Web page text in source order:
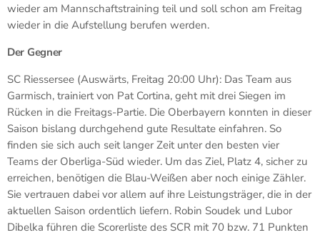
wieder am Mannschaftstraining teil und soll schon am Freitag
wieder in die Aufstellung berufen werden.
Der Gegner
SC Riessersee (Auswärts, Freitag 20:00 Uhr): Das Team aus
Garmisch, trainiert von Pat Cortina, geht mit drei Siegen im
Rücken in die Freitags-Partie. Die Oberbayern konnten in dieser
Saison bislang durchgehend gute Resultate einfahren. So
finden sie sich auch seit langer Zeit unter den besten vier
Teams der Oberliga-Süd wieder. Um das Ziel, Platz 4, sicher zu
erreichen, benötigen die Blau-Weißen aber noch einige Zähler.
Sie vertrauen dabei vor allem auf ihre Leistungsträger, die in der
aktuellen Saison ordentlich liefern. Robin Soudek und Lubor
Dibelka führen die Scorerliste des SCR mit 70 bzw. 71 Punkten